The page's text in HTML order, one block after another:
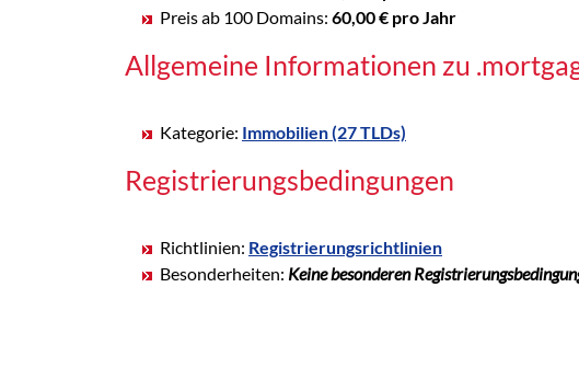
Preis ab 100 Domains: 60,00 € pro Jahr
Allgemeine Informationen zu
Kategorie: Immobilien (27 TLDs)
Registrierungsbedingungen
Richtlinien: Registrierungsrichtlinien
Besonderheiten: Keine besonderen